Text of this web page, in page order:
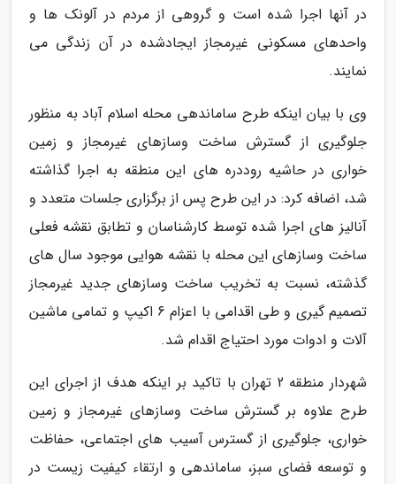
در آنها اجرا شده است و گروهی از مردم در آلونک ها و
واحدهای مسکونی غیرمجاز ایجادشده در آن زندگی می
نمایند.
وی با بیان اینکه طرح ساماندهی محله اسلام آباد به منظور
جلوگیری از گسترش ساخت وسازهای غیرمجاز و زمین
خواری در حاشیه روددره های این منطقه به اجرا گذاشته
شد، اضافه کرد: در این طرح پس از برگزاری جلسات متعدد و
آنالیز های اجرا شده توسط کارشناسان و تطابق نقشه فعلی
ساخت وسازهای این محله با نقشه هوایی موجود سال های
گذشته، نسبت به تخریب ساخت وسازهای جدید غیرمجاز
تصمیم گیری و طی اقدامی با اعزام 6 اکیپ و تمامی ماشین
آلات و ادوات مورد احتیاج اقدام شد.
شهردار منطقه 2 تهران با تاکید بر اینکه هدف از اجرای این
طرح علاوه بر گسترش ساخت وسازهای غیرمجاز و زمین
خواری، جلوگیری از گسترس آسیب های اجتماعی، حفاظت
و توسعه فضای سبز، ساماندهی و ارتقاء کیفیت زیست در